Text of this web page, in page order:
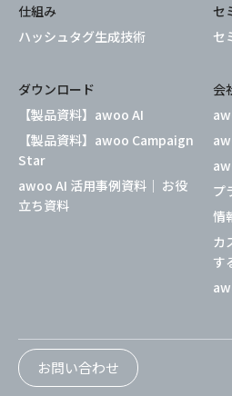
仕組み
ハッシュタグ生成技術
セ
セ
ダウンロード
【製品資料】awoo AI
【製品資料】awoo Campaign
Star
awoo AI 活用事例資料｜ お役
立ち資料
会
プ
情
カ
す
お問い合わせ